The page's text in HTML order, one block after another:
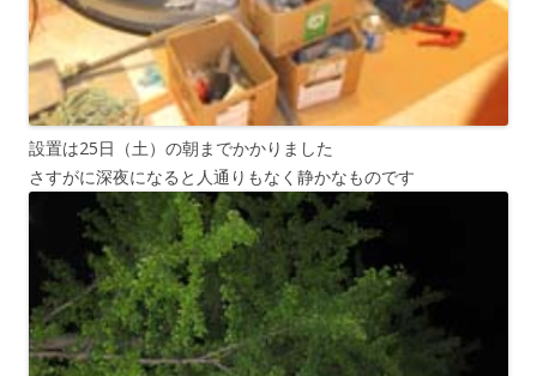
設置は25日（土）の朝までかかりました
さすがに深夜になると人通りもなく静かなものです